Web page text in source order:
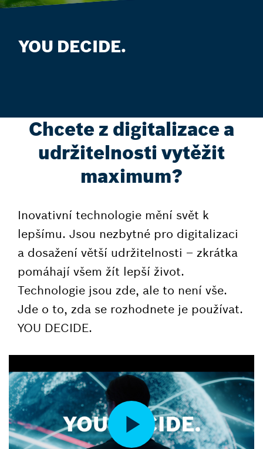
YOU DECIDE.
Chcete z digitalizace a
udržitelnosti vytěžit
maximum?
Inovativní technologie mění svět k
lepšímu. Jsou nezbytné pro digitalizaci
a dosažení větší udržitelnosti – zkrátka
pomáhají všem žít lepší život.
Technologie jsou zde, ale to není vše.
Jde o to, zda se rozhodnete je používat.
YOU DECIDE.